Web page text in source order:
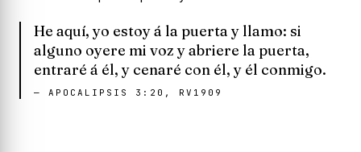
He aquí, yo estoy á la puerta y llamo: si
alguno oyere mi voz y abriere la puerta,
entraré á él, y cenaré con él, y él conmigo.
— APOCALIPSIS 3:20, RV1909